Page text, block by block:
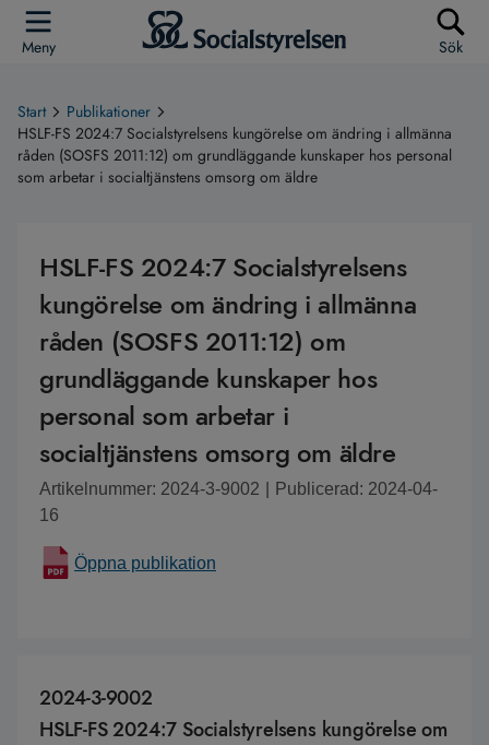
Meny Sök
Start
Publikationer
HSLF-FS 2024:7 Socialstyrelsens kungörelse om ändring i allmänna
råden (SOSFS 2011:12) om grundläggande kunskaper hos personal
som arbetar i socialtjänstens omsorg om äldre
HSLF-FS 2024:7 Socialstyrelsens
kungörelse om ändring i allmänna
råden (SOSFS 2011:12) om
grundläggande kunskaper hos
personal som arbetar i
socialtjänstens omsorg om äldre
Artikelnummer: 2024-3-9002
Publicerad: 2024-04-
16
Öppna publikation
2024-3-9002
HSLF-FS 2024:7 Socialstyrelsens kungörelse om